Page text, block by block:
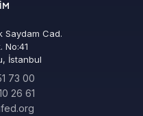
Saydam Cad.
No:41
İstanbul
73 00
26 61